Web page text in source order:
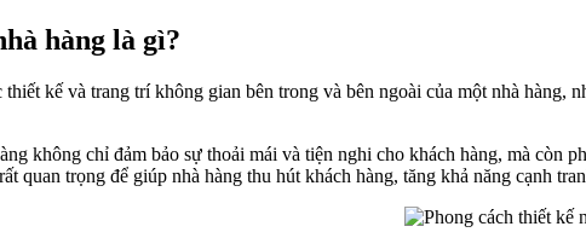
hàng là gì?
thiết kế và trang trí không gian bên trong và bên ngoài của một nhà
không chỉ đảm bảo sự thoải mái và tiện nghi cho khách hàng, mà còn
quan trọng để giúp nhà hàng thu hút khách hàng, tăng khả năng cạnh